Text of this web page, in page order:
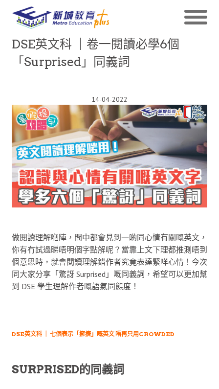
DSE英文科 ｜卷一閱讀必學6個
「Surprised」同義詞
14-04-2022
做閱讀理解嗰陣，間中都會見到一啲同心情有關嘅英文，
你有冇試過睇唔明個字點解呢？當靠上文下理都推測唔到
個意思時，就會閱讀理解錯作者究竟表達緊咩心情！今次
同大家分享「驚訝 Surprised」嘅同義詞，希望可以更加幫
到 DSE 學生理解作者嘅語氣同態度！
DSE英文科 ｜ 七個表示「擁擠」嘅英文 唔再只用CROWDED
SURPRISED的同義詞